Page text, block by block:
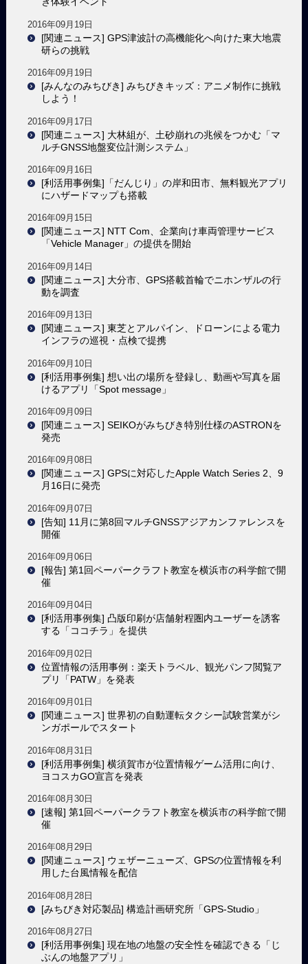
2016年09月19日
[関連ニュース] GPS津波計の高機能化へ向けた東大地震
研らの挑戦
2016年09月19日
[みんなのみちびき] みちびきキッズ：アニメ制作に挑戦
しよう！
2016年09月17日
[関連ニュース] 大林組が、土砂崩れの兆候をつかむ「マ
ルチGNSS地盤変位計測システム」
2016年09月16日
[利活用事例集]「だんじり」の岸和田市、無料観光アプリ
にハザードマップも搭載
2016年09月15日
[関連ニュース] NTT Com、企業向け車両管理サービス
「Vehicle Manager」の提供を開始
2016年09月14日
[関連ニュース] 大分市、GPS搭載首輪でニホンザルの行
動を調査
2016年09月13日
[関連ニュース] 東芝とアルパイン、ドローンによる電力
インフラの巡視・点検で提携
2016年09月10日
[利活用事例集] 想い出の場所を登録し、動画や写真を届
けるアプリ「Spot message」
2016年09月09日
[関連ニュース] SEIKOがみちびき特別仕様のASTRONを
発売
2016年09月08日
[関連ニュース] GPSに対応したApple Watch Series 2、9
月16日に発売
2016年09月07日
[告知] 11月に第8回マルチGNSSアジアカンファレンスを
開催
2016年09月06日
[報告] 第1回ペーパークラフト教室を横浜市の科学館で開
催
2016年09月04日
[利活用事例集] 凸版印刷が店舗射程圏内ユーザーを誘客
する「ココチラ」を提供
2016年09月02日
位置情報の活用事例：楽天トラベル、観光パンフ閲覧ア
プリ「PATW」を発表
2016年09月01日
[関連ニュース] 世界初の自動運転タクシー試験営業がシ
ンガポールでスタート
2016年08月31日
[利活用事例集] 横須賀市が位置情報ゲーム活用に向け、
ヨコスカGO宣言を発表
2016年08月30日
[速報] 第1回ペーパークラフト教室を横浜市の科学館で開
催
2016年08月29日
[関連ニュース] ウェザーニューズ、GPSの位置情報を利
用した台風情報を配信
2016年08月28日
[みちびき対応製品] 構造計画研究所「GPS-Studio」
2016年08月27日
[利活用事例集] 現在地の地盤の安全性を確認できる「じ
ぶんの地盤アプリ」